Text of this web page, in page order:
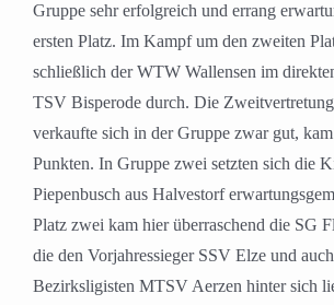
Gruppe sehr erfolgreich und errang
ersten Platz. Im Kampf um den zweiten
schließlich der WTW Wallensen im
TSV Bisperode durch. Die Zweitvertretung
verkaufte sich in der Gruppe zwar gut,
Punkten. In Gruppe zwei setzten sich die
Piepenbusch aus Halvestorf
Platz zwei kam hier überraschend die SG
die den Vorjahressieger SSV Elze und
Bezirksligisten MTSV Aerzen hinter sich